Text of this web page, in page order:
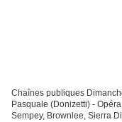
Chaînes publiques
Pasquale (Donizetti) -
Sempey, Brownlee, Sierra